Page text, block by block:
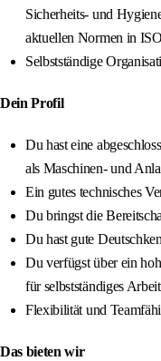
Sicherheits- und
aktuellen Normen in
Selbstständige
Dein Profil
Du hast eine
als Maschinen- und
Ein gutes technisches
Du bringst die
Du hast gute
Du verfügst über ein
für selbstständiges
Flexibilität und
Das bieten wir